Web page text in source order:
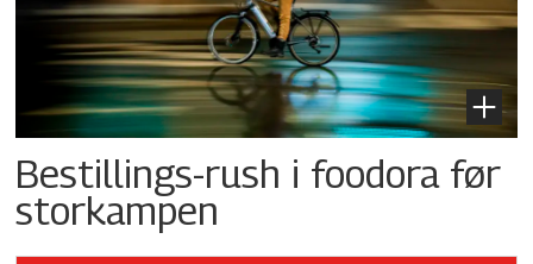
Bestillings-rush i foodora før
storkampen